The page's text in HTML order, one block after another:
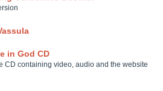
in God CD
CD containing video, audio and the website